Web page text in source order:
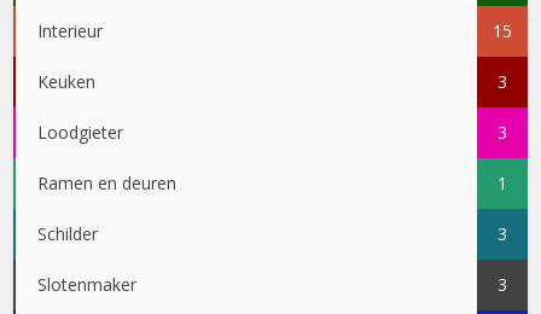
Interieur 15
Keuken 3
Loodgieter 3
Ramen en deuren 1
Schilder 3
Slotenmaker 3